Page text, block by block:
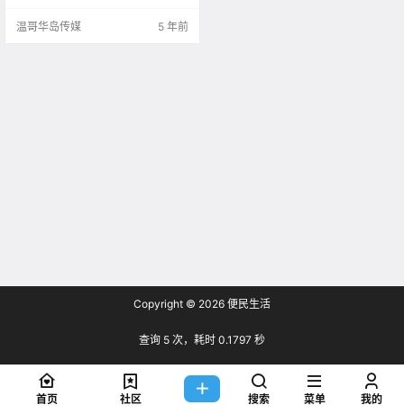
温哥华岛传媒 5 年前
Copyright © 2026 便民生活
查询 5 次，耗时 0.1797 秒
首页 社区 搜索 菜单 我的